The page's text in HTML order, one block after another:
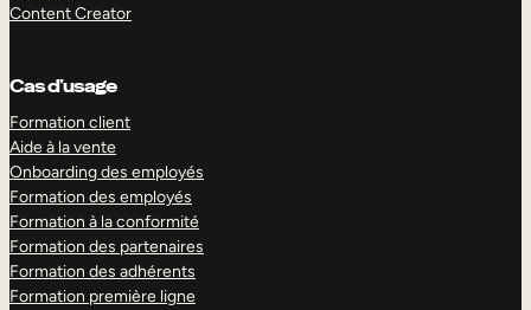
Content Creator
Cas d’usage
Formation client
Aide à la vente
Onboarding des employés
Formation des employés
Formation à la conformité
Formation des partenaires
Formation des adhérents
Formation première ligne